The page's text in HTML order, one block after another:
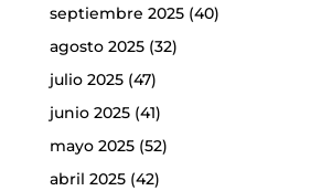
septiembre 2025(40)
agosto 2025(32)
julio 2025(47)
junio 2025(41)
mayo 2025(52)
abril 2025(42)